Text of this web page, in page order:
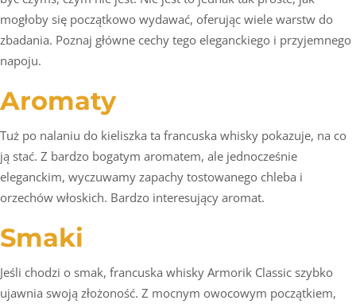
mogłoby się początkowo wydawać, oferując wiele warstw do
zbadania. Poznaj główne cechy tego eleganckiego i przyjemnego
napoju.
Aromaty
Tuż po nalaniu do kieliszka ta francuska whisky pokazuje, na co
ją stać. Z bardzo bogatym aromatem, ale jednocześnie
eleganckim, wyczuwamy zapachy tostowanego chleba i
orzechów włoskich. Bardzo interesujący aromat.
Smaki
Jeśli chodzi o smak, francuska whisky Armorik Classic szybko
ujawnia swoją złożoność. Z mocnym owocowym początkiem,